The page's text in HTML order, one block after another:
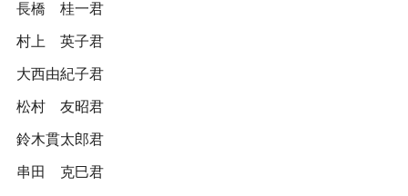
長橋 桂一君
村上 英子君
大西由紀子君
松村 友昭君
鈴木貫太郎君
串田 克巳君